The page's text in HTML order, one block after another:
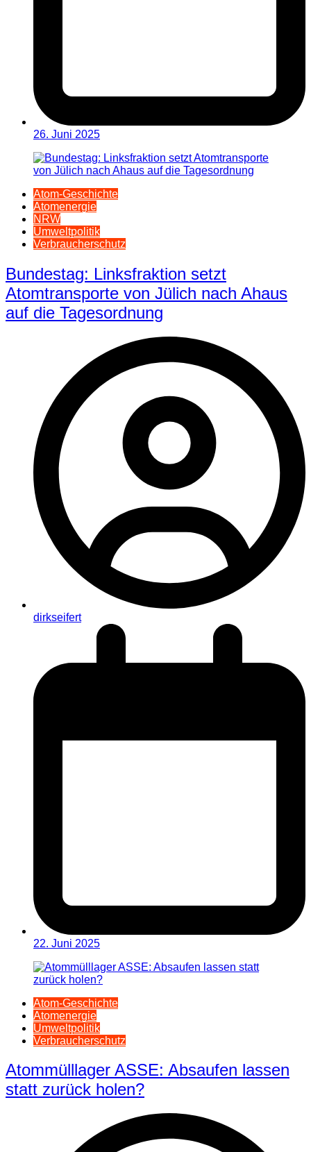
26. Juni 2025
Atom-Geschichte
Atomenergie
NRW
Umweltpolitik
Verbraucherschutz
Bundestag: Linksfraktion setzt
Atomtransporte von Jülich nach Ahaus
auf die Tagesordnung
dirkseifert
22. Juni 2025
Atom-Geschichte
Atomenergie
Umweltpolitik
Verbraucherschutz
Atommülllager ASSE: Absaufen lassen
statt zurück holen?